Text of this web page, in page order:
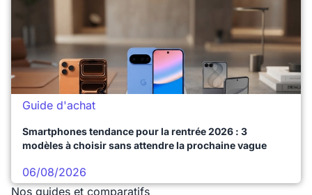
Guide d'achat
Smartphones tendance pour la rentrée 2026 : 3
modèles à choisir sans attendre la prochaine vague
06/08/2026
Nos guides et comparatifs